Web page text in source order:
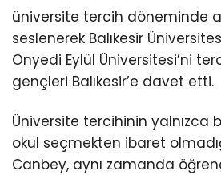
üniversite tercih döneminde
seslenerek Balıkesir
Onyedi Eylül Üniversitesi’ni
gençleri Balıkesir’e davet etti.
Üniversite tercihinin yalnızca
okul seçmekten ibaret
Canbey, aynı zamanda